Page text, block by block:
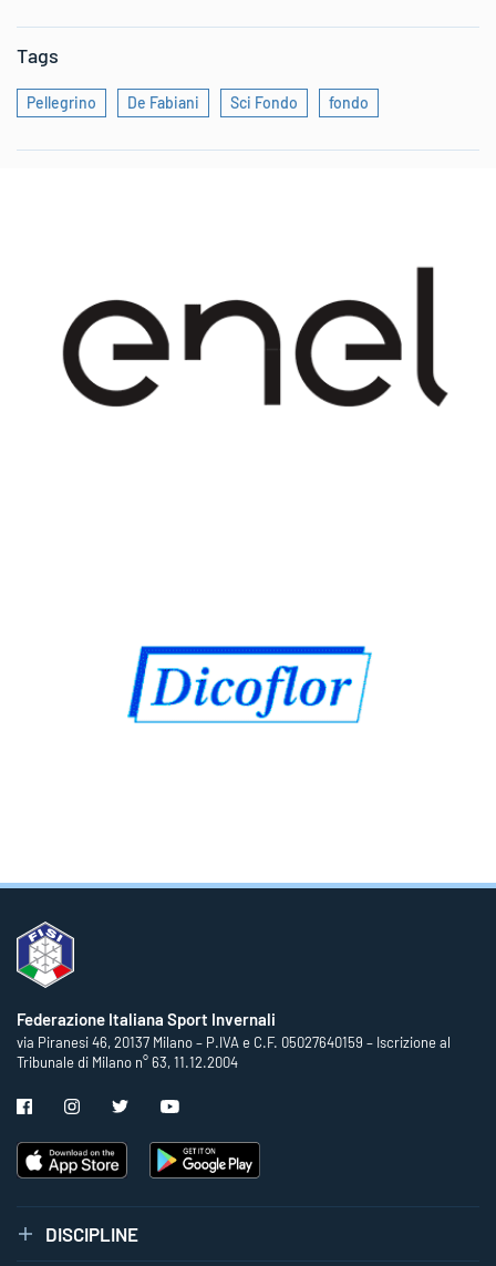
Tags
Pellegrino De Fabiani Sci Fondo fondo
Federazione Italiana Sport Invernali
via Piranesi 46, 20137 Milano – P.IVA e C.F. 05027640159 – Iscrizione al
Tribunale di Milano n° 63, 11.12.2004
DISCIPLINE